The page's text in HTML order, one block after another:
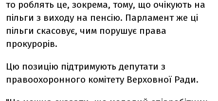
то роблять це, зокрема, тому, що очікують на
пільги з виходу на пенсію. Парламент же ці
пільги скасовує, чим порушує права
прокурорів.
Цю позицію підтримують депутати з
правоохоронного комітету Верховної Ради.